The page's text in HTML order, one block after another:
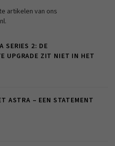
artikelen van ons
SERIES 2: DE
UPGRADE ZIT NIET IN HET
ASTRA – EEN STATEMENT